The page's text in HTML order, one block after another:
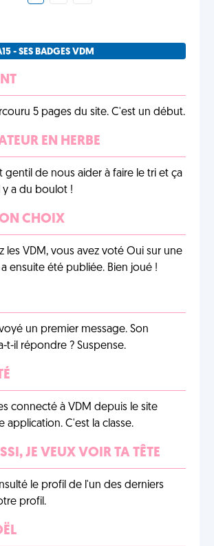
- SES BADGES VDM
5 pages du site. C'est un début.
EN HERBE
gentil de nous aider à faire le tri et ça
a du boulot !
CHOIX
les VDM, vous avez voté Oui sur une
ensuite été publiée. Bien joué !
un premier message. Son
t-il répondre ? Suspense.
connecté à VDM depuis le site
application. C'est la classe.
JE VEUX VOIR TA TÊTE
le profil de l'un des derniers
profil.